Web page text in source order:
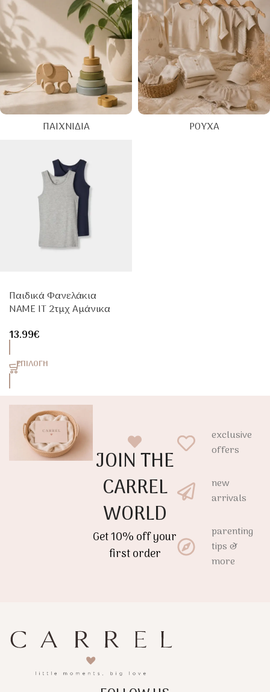
ΠΑΙΧΝΊΔΙΑ ΡΟΎΧΑ
Παιδικά Φανελάκια
NAME IT 2τμχ Αμάνικα
Cotton
13.99€
ΕΠΙΛΟΓΉ
JOIN THE
CARREL
WORLD
Get 10% off your
first order
exclusive
offers
new
arrivals
parenting
tips &
more